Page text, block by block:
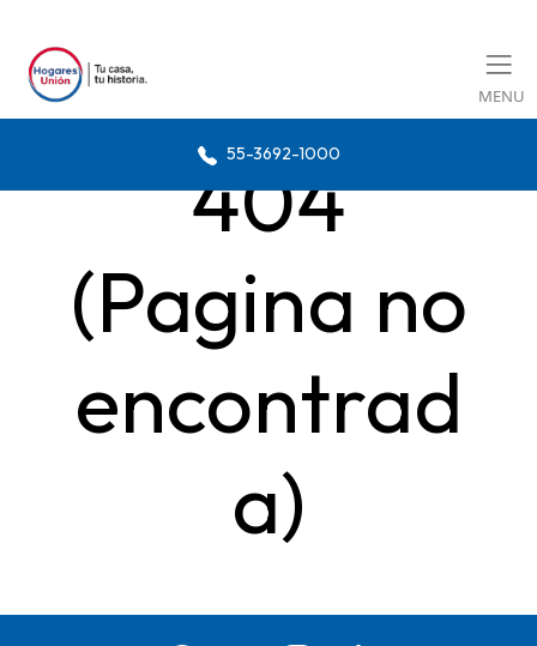
MENU
55-3692-1000
404
(Pagina no
encontrad
a)